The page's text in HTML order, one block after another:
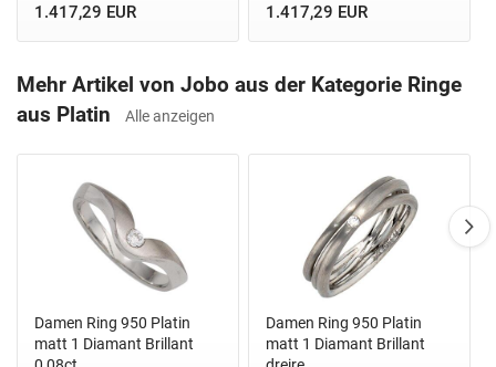
1.417,29 EUR 1.417,29 EUR
Mehr Artikel von Jobo aus der Kategorie Ringe
aus Platin
Alle anzeigen
Damen Ring 950 Platin
matt 1 Diamant Brillant
Damen Ring 950 Platin
matt 1 Diamant Brillant